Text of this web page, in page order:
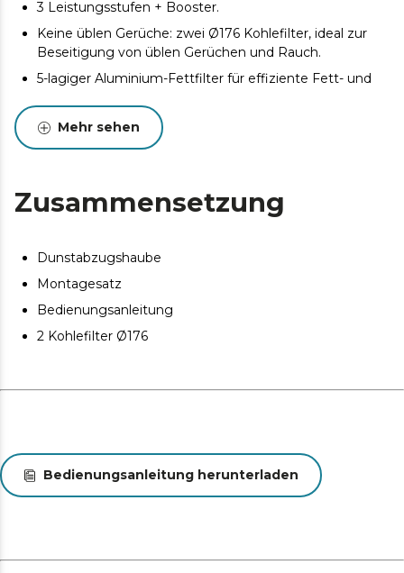
3 Leistungsstufen + Booster.
Keine üblen Gerüche: zwei Ø176 Kohlefilter, ideal zur
Beseitigung von üblen Gerüchen und Rauch.
5-lagiger Aluminium-Fettfilter für effiziente Fett- und
LED-Beleuchtung.
Mehr sehen
Zusammensetzung
Dunstabzugshaube
Montagesatz
Bedienungsanleitung
2 Kohlefilter Ø176
Bedienungsanleitung herunterladen